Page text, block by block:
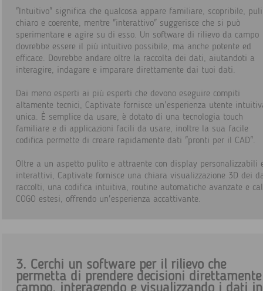
"Intuitivo" significa che qualcosa appare familiare, scopribile,
chiaro e coerente, mentre "interattivo" suggerisce che si può
sperimentare e agire su di esso. Un software di rilievo da campo
dovrebbe essere il più intuitivo possibile, ma anche potente ed
efficace. Dovrebbe andare oltre la raccolta dei dati, aiutandoti a
interagire, indagare e imparare direttamente dai tuoi dati.
Dai meno esperti ai più esperti che devono eseguire compiti
altamente tecnici, Captivate fornisce un'esperienza utente
unica. È semplice da usare, è dotato di una tecnologia touch
familiare e di applicazioni facili da usare, inoltre la sua facile
codifica permette di creare rapidamente dati "pronti per il CAD".
Oltre a un aspetto pulito e attraente con display personalizzabili
interattivi, Captivate fornisce una chiara visualizzazione 3D dei
raccolti, una codifica intuitiva, routine automatiche avanzate e
COGO estesi, offrendo un'esperienza accattivante.
3. Cerchi un software per il rilievo che
permetta di prendere decisioni